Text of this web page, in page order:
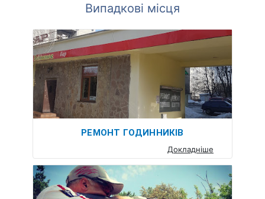
Випадкові місця
РЕМОНТ ГОДИННИКІВ
Докладніше